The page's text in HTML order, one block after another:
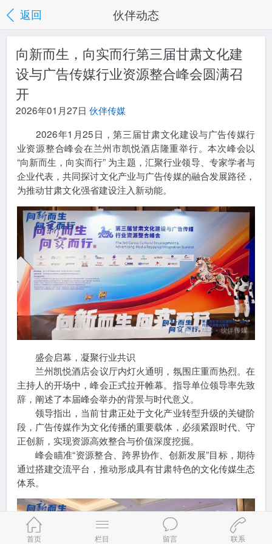
返回 伙伴动态
向新而生，向实而行第三届甘肃文化建
设与广告传媒行业资源整合峰会圆满召
开
2026年01月27日伙伴传媒
2026年1月25日，第三届甘肃文化建设与广告传媒行
业资源整合峰会在兰州市凯悦酒店隆重举行。本次峰会以
“向新而生，向实而行” 为主题，汇聚行业领导、专家学者与
企业代表，共同探讨文化产业与广告传媒的融合发展路径，
为推动甘肃文化强省建设注入新动能。
盛会启幕，凝聚行业共识
兰州凯悦酒店会议厅内灯火通明，氛围庄重而热烈。在
主持人的开场中，峰会正式拉开帷幕。指导单位领导率先致
辞，阐述了本届峰会举办的背景与时代意义。
领导指出，当前甘肃正处于文化产业转型升级的关键阶
段，广告传媒作为文化传播的重要载体，必须紧跟时代、守
正创新，实现资源高效整合与价值深度挖掘。
峰会瞄准“资源整合、跨界协作、创新发展”目标，期待
通过搭建交流平台，推动形成具有甘肃特色的文化传媒生态
体系。
首页 栏目 留言 联系